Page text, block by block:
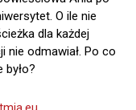
O ile nie
dla każdej
nie odmawiał. Po co